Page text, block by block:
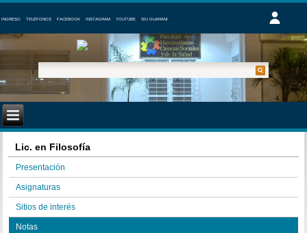
INGRESO TELÉFONOS FACEBOOK INSTAGRAM YOUTUBE SIU GUARANI
Lic. en Filosofía
Presentación
Asignaturas
Sitios de interés
Notas